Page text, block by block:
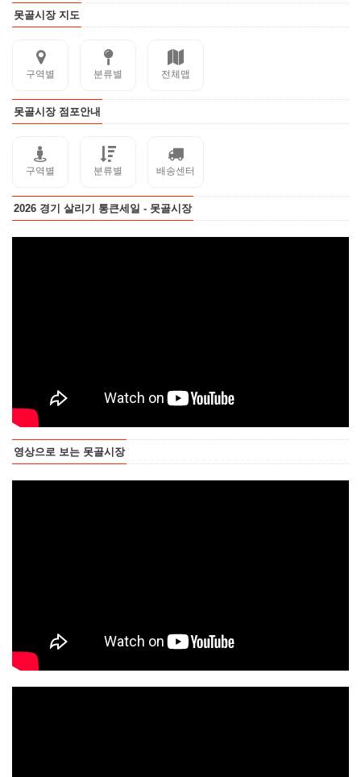
못골시장 지도
구역별 분류별 전체맵
못골시장 점포안내
구역별 분류별 배송센터
2026 경기 살리기 통큰세일 - 못골시장
영상으로 보는 못골시장